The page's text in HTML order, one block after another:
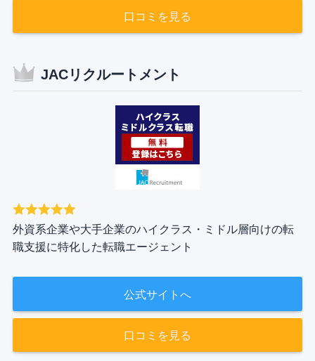
口コミを見る
JACリクルートメント
外資系企業や大手企業のハイクラス・ミドル層向けの転
職支援に特化した転職エージェント
公式サイトへ
口コミを見る